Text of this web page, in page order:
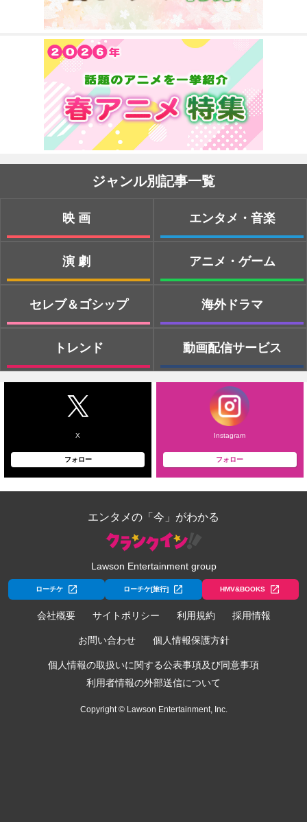
ジャンル別記事一覧
映画
演劇
セレブ＆ゴシップ
トレンド
エンタメ・音楽
アニメ・ゲーム
海外ドラマ
動画配信サービス
X
フォロー
Instagram
フォロー
エンタメの「今」がわかる
Lawson Entertainment group
ローチケ ローチケ[旅行] HMV&BOOKS
会社概要 サイトポリシー 利用規約 採用情報
お問い合わせ 個人情報保護方針
個人情報の取扱いに関する公表事項及び同意事項
利用者情報の外部送信について
Copyright © Lawson Entertainment, Inc.